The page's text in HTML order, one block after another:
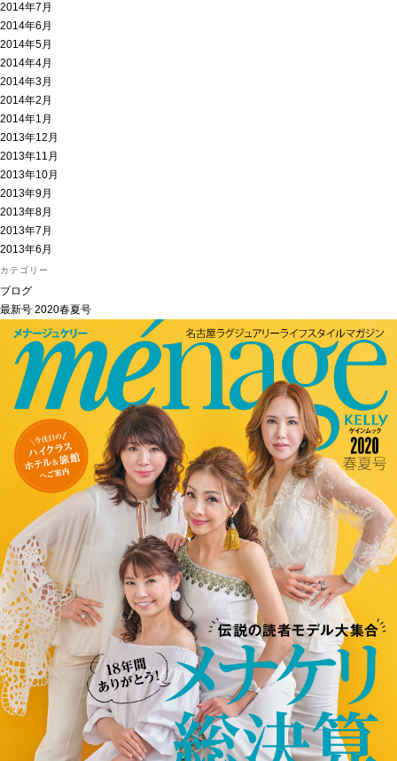
2014年7月
2014年6月
2014年5月
2014年4月
2014年3月
2014年2月
2014年1月
2013年12月
2013年11月
2013年10月
2013年9月
2013年8月
2013年7月
2013年6月
カテゴリー
ブログ
最新号 2020春夏号